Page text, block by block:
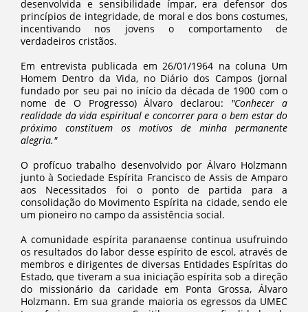
desenvolvida e sensibilidade ímpar, era defensor dos
princípios de integridade, de moral e dos bons costumes,
incentivando nos jovens o comportamento de
verdadeiros cristãos.
Em entrevista publicada em 26/01/1964 na coluna Um
Homem Dentro da Vida, no Diário dos Campos (jornal
fundado por seu pai no início da década de 1900 com o
nome de O Progresso) Álvaro declarou: "Conhecer a
realidade da vida espiritual e concorrer para o bem estar do
próximo constituem os motivos de minha permanente
alegria."
O profícuo trabalho desenvolvido por Álvaro Holzmann
junto à Sociedade Espírita Francisco de Assis de Amparo
aos Necessitados foi o ponto de partida para a
consolidação do Movimento Espírita na cidade, sendo ele
um pioneiro no campo da assistência social.
A comunidade espírita paranaense continua usufruindo
os resultados do labor desse espírito de escol, através de
membros e dirigentes de diversas Entidades Espíritas do
Estado, que tiveram a sua iniciação espírita sob a direção
do missionário da caridade em Ponta Grossa, Álvaro
Holzmann. Em sua grande maioria os egressos da UMEC